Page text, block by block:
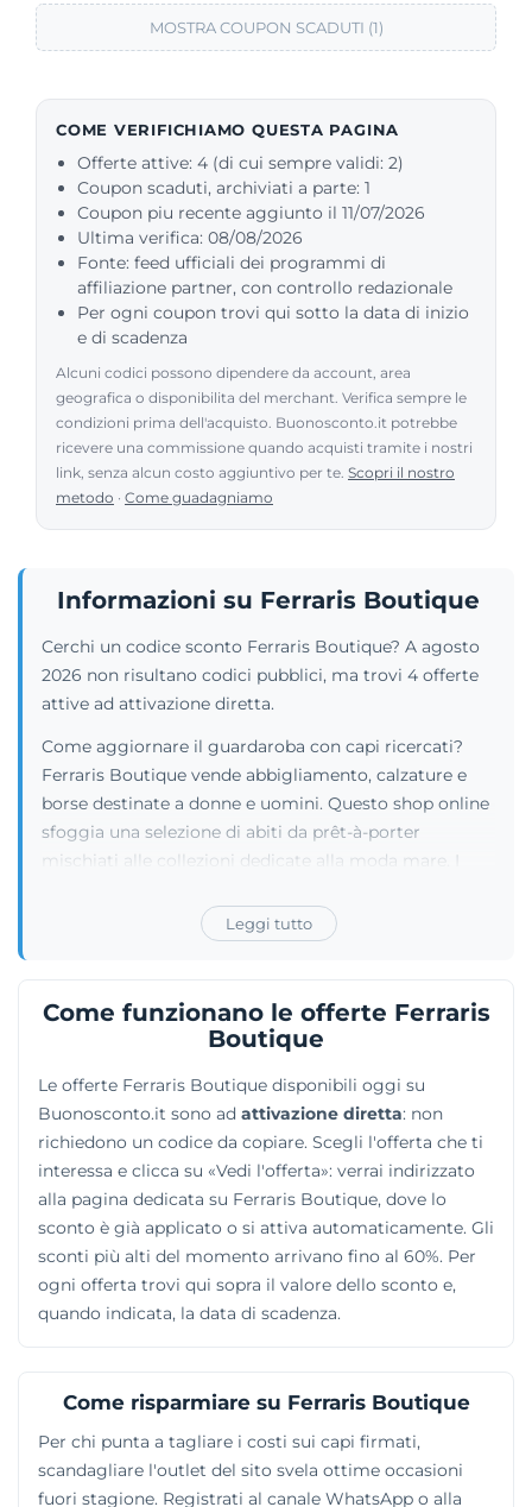
MOSTRA COUPON SCADUTI (1)
COME VERIFICHIAMO QUESTA PAGINA
Offerte attive: 4 (di cui sempre validi: 2)
Coupon scaduti, archiviati a parte: 1
Coupon piu recente aggiunto il 11/07/2026
Ultima verifica: 08/08/2026
Fonte: feed ufficiali dei programmi di
affiliazione partner, con controllo redazionale
Per ogni coupon trovi qui sotto la data di inizio
e di scadenza
Alcuni codici possono dipendere da account, area
geografica o disponibilita del merchant. Verifica sempre le
condizioni prima dell'acquisto. Buonosconto.it potrebbe
ricevere una commissione quando acquisti tramite i nostri
link, senza alcun costo aggiuntivo per te. Scopri il nostro
metodo · Come guadagniamo
Informazioni su Ferraris Boutique
Cerchi un codice sconto Ferraris Boutique? A agosto
2026 non risultano codici pubblici, ma trovi 4 offerte
attive ad attivazione diretta.
Come aggiornare il guardaroba con capi ricercati?
Ferraris Boutique vende abbigliamento, calzature e
borse destinate a donne e uomini. Questo shop online
sfoggia una selezione di abiti da prêt-à-porter
mischiati alle collezioni dedicate alla moda mare. I
distribuisce anche sciarpe, fragranze, gioielli, cinture e
vari accessori firmati. L'azienda fa da tramite tra gli
fashion. Al suo interno convivono i vestiti appena
disegnati e le vetrine outlet con le relative promozioni
assecondare gusti estetici assai variegati.
Leggi tutto
Come funzionano le offerte Ferraris
Boutique
Le offerte Ferraris Boutique disponibili oggi su
Buonosconto.it sono ad attivazione diretta: non
richiedono un codice da copiare. Scegli l'offerta che ti
interessa e clicca su «Vedi l'offerta»: verrai indirizzato
alla pagina dedicata su Ferraris Boutique, dove lo
sconto è già applicato o si attiva automaticamente. Gli
sconti più alti del momento arrivano fino al 60%. Per
ogni offerta trovi qui sopra il valore dello sconto e,
quando indicata, la data di scadenza.
Come risparmiare su Ferraris Boutique
Per chi punta a tagliare i costi sui capi firmati,
scandagliare l'outlet del sito svela ottime occasioni
fuori stagione. Registrati al canale WhatsApp o alla